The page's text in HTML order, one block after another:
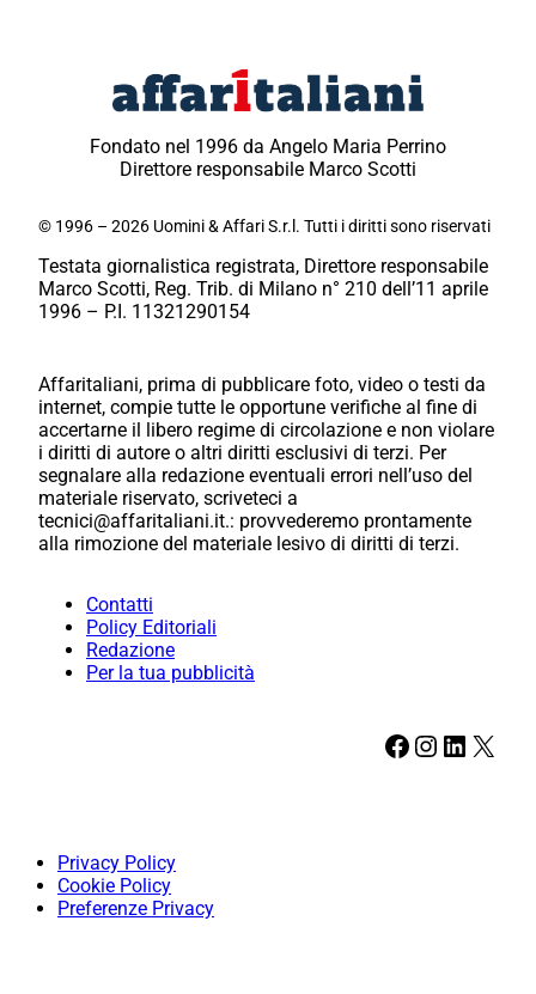
Fondato nel 1996 da Angelo Maria Perrino
Direttore responsabile Marco Scotti
© 1996 – 2026 Uomini & Affari S.r.l. Tutti i diritti sono riservati
Testata giornalistica registrata, Direttore responsabile
Marco Scotti, Reg. Trib. di Milano n° 210 dell’11 aprile
1996 – P.I. 11321290154
Affaritaliani, prima di pubblicare foto, video o testi da
internet, compie tutte le opportune verifiche al fine di
accertarne il libero regime di circolazione e non violare
i diritti di autore o altri diritti esclusivi di terzi. Per
segnalare alla redazione eventuali errori nell’uso del
materiale riservato, scriveteci a
tecnici@affaritaliani.it.: provvederemo prontamente
alla rimozione del materiale lesivo di diritti di terzi.
Contatti
Policy Editoriali
Redazione
Per la tua pubblicità
Facebook Instagram LinkedIn X
Privacy Policy
Cookie Policy
Preferenze Privacy